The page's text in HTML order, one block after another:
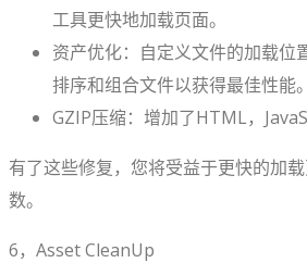
工具更快地加载页面。
资产优化：自定义文件的加载位
排序和组合文件以获得最佳性能。
GZIP压缩：增加了HTML，
有了这些修复，您将受益于更快的加
数。
6，Asset CleanUp